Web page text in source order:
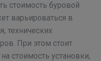
стоимость буровой
варьироваться в
технических
При этом стоит
стоимость установки,